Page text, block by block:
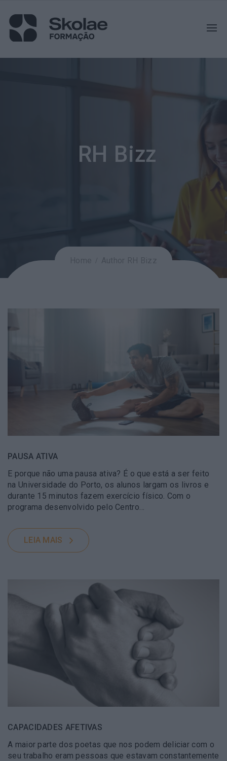
RH Bizz
PAUSA ATIVA
E porque não uma pausa ativa? É o que está a ser feito
na Universidade do Porto, os alunos largam os livros e
durante 15 minutos fazem exercício físico. Com o
programa desenvolvido pelo Centro…
LEIA MAIS
CAPACIDADES AFETIVAS
A maior parte dos poetas que nos podem deliciar com o
seu trabalho eram pessoas que estavam constantemente